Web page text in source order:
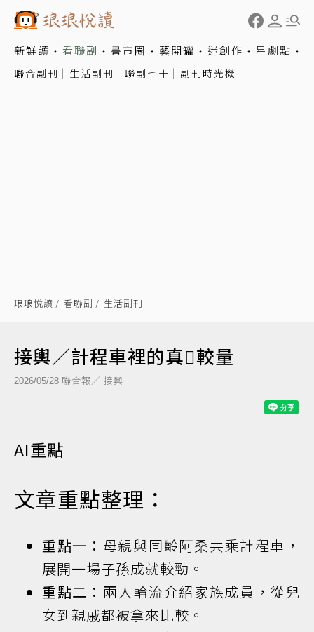
新鮮讀 看聯副 書市圈 藝開罐 迷創作 星劇點
聯合副刊 生活副刊 聯副七十 副刊時光機
琅琅悅讀 看聯副 生活副刊
接輿／計程車裡的真𠢕較量
2026/05/28 聯合報／ 接輿
AI重點
文章重點整理：
重點一： 母親與同齡阿桑共乘計程車，
展開一場子孫成就較勁。
重點二： 兩人輪流介紹家族成員，從兒
女到親戚都被拿來比較。